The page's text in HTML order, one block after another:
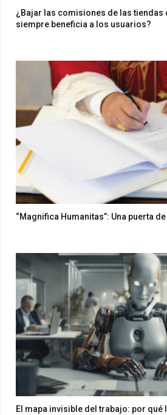
¿Bajar las comisiones de las tiendas
siempre beneficia a los usuarios?
“Magnifica Humanitas”: Una puerta
El mapa invisible del trabajo: por qué